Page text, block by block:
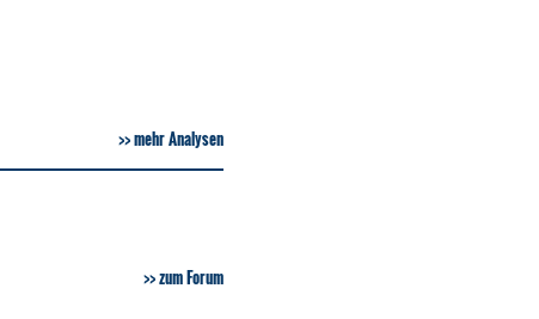
mehr Analysen
zum Forum